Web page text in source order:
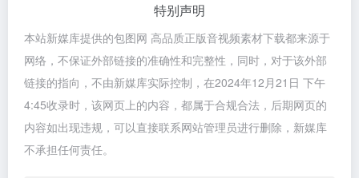
特别声明
本站新媒库提供的包图网 高品质正版音视频素材下载都来源于
网络，不保证外部链接的准确性和完整性，同时，对于该外部
链接的指向，不由新媒库实际控制，在2024年12月21日 下午
4:45收录时，该网页上的内容，都属于合规合法，后期网页的
内容如出现违规，可以直接联系网站管理员进行删除，新媒库
不承担任何责任。